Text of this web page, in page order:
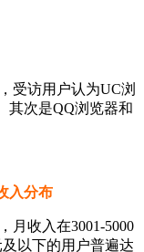
受访用户认为UC浏
其次是QQ浏览器和
入分布
收入在3001-5000
以下的用户普遍达